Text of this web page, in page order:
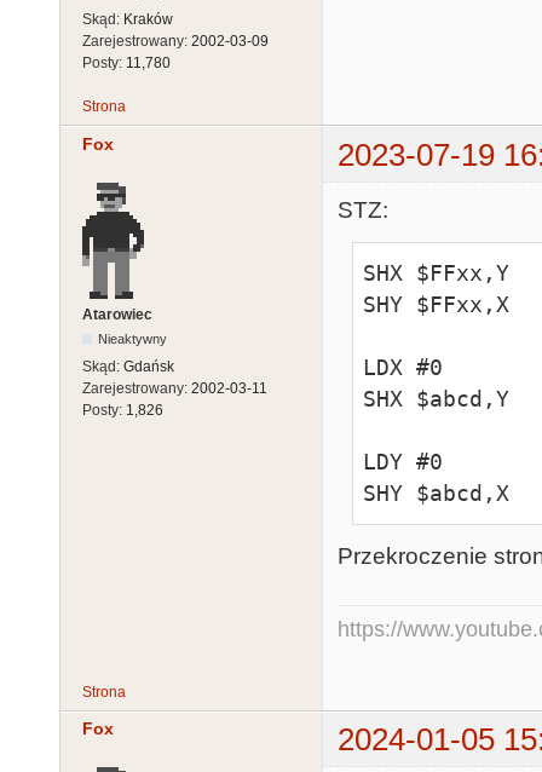
Skąd: Kraków
Zarejestrowany: 2002-03-09
Posty: 11,780
Strona
Fox 2023-07-19
Atarowiec
Nieaktywny
Skąd: Gdańsk
Zarejestrowany: 2002-03-11
Posty: 1,826
STZ:
SHX $FFxx,Y
SHY $FFxx,X
LDX #0
SHX $abcd,Y
LDY #0
SHY $abcd,X
Przekroczenie
https://
Strona
Fox 2024-01-05